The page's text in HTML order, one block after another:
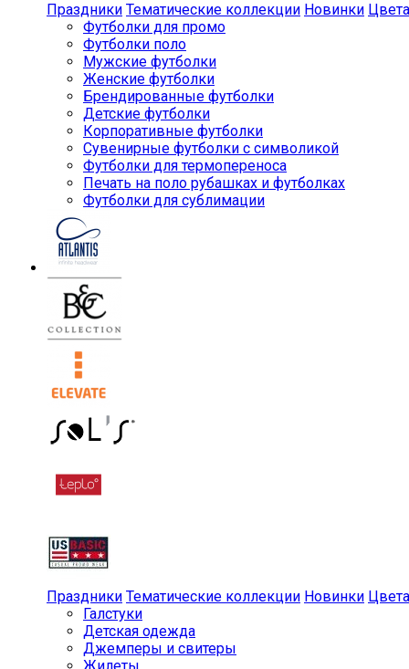
Праздники Тематические коллекции Новинки Цвета
Футболки для промо
Футболки поло
Мужские футболки
Женские футболки
Брендированные футболки
Детские футболки
Корпоративные футболки
Сувенирные футболки с символикой
Футболки для термопереноса
Печать на поло рубашках и футболках
Футболки для сублимации
Праздники Тематические коллекции Новинки Цвета
Галстуки
Детская одежда
Джемперы и свитеры